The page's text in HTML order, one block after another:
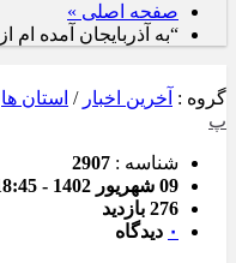
صفحه اصلی »
“به آذربایجان آمده
گروه : آخرین اخبار / استان ها
پ
شناسه : 2907
09 شهریور 1402 - 18:45
276 بازدید
۰ دیدگاه